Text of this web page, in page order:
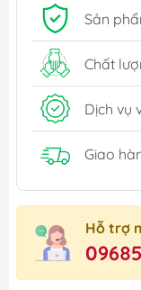
Sản
Chất
Dịch vụ
Giao
Hỗ trợ